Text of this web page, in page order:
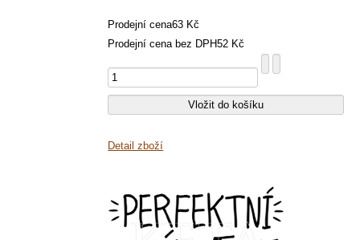
Prodejní cena63 Kč
Prodejní cena bez DPH52 Kč
Detail zboží